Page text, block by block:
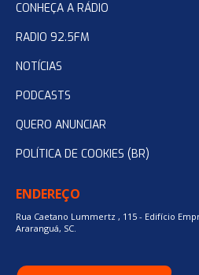
CONHEÇA A RÁDIO
RADIO 92.5FM
NOTÍCIAS
PODCASTS
QUERO ANUNCIAR
POLÍTICA DE COOKIES (BR)
ENDEREÇO
Rua Caetano Lummertz , 115 - Edifício
Araranguá, SC.